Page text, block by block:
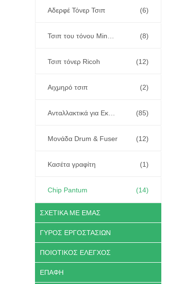
Αδερφέ Τόνερ Τσιπ (6)
(8)
Τσιπ τόνερ Ricoh (12)
Αιχμηρό τσιπ (2)
(85)
Μονάδα Drum & Fuser (12)
Κασέτα γραφίτη (1)
Chip Pantum (14)
ΣΧΕΤΙΚΆ ΜΕ ΕΜΆΣ
ΓΎΡΟΣ ΕΡΓΟΣΤΑΣΊΩΝ
ΠΟΙΟΤΙΚΌΣ ΈΛΕΓΧΟΣ
ΕΠΑΦΉ